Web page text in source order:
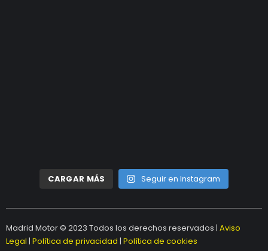
CARGAR MÁS Seguir en Instagram
Madrid Motor © 2023 Todos los derechos reservados | Aviso
Legal | Política de privacidad | Política de cookies